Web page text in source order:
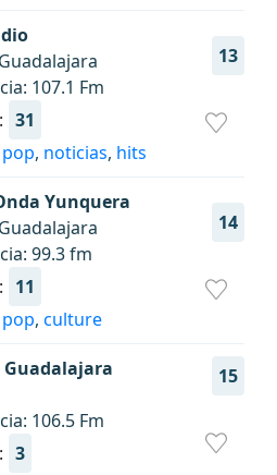
13
107.1 Fm
31
pop, noticias, hits
Yunquera
14
99.3 fm
11
pop, culture
Guadalajara 15
106.5 Fm
3